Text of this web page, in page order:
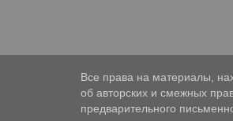
Все права на материалы,
об авторских и смежных
предварительного